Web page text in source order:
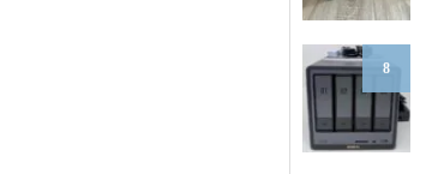
8